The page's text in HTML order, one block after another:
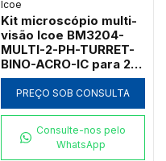
Icoe
Kit microscópio multi-
visão Icoe BM3204-
MULTI-2-PH-TURRET-
BINO-ACRO-IC para 2
observadores com
contraste de fase
turret 1000x
PREÇO SOB CONSULTA
Consulte-nos pelo
WhatsApp